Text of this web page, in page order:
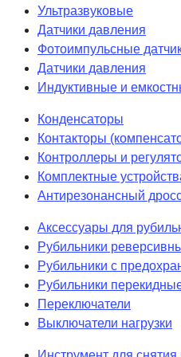
Ультразвуковые
Датчики давления
Фотоимпульсные
Датчики давления
Индуктивные и
Конденсаторы
Контакторы
Контроллеры и
Комплектные
Антирезонансный
Аксессуары для
Рубильники
Рубильники с
Рубильники
Переключатели
Выключатели нагрузки